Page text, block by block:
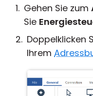
Gehen Sie zum
Sie
Doppelklicken
Ihrem